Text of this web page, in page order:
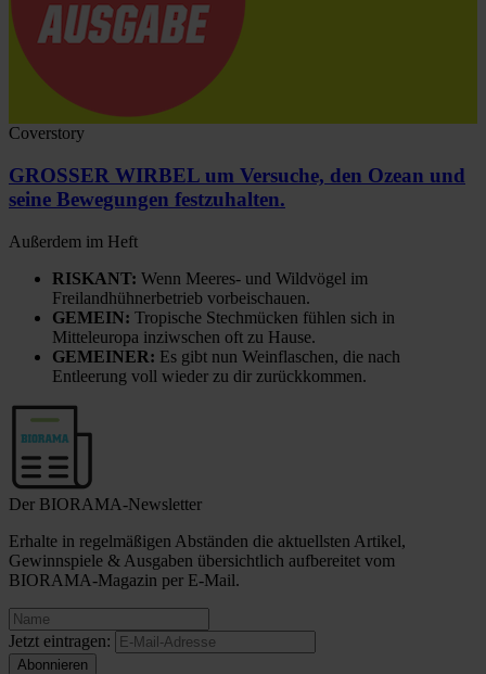
Coverstory
GROSSER WIRBEL um Versuche, den Ozean und
seine Bewegungen festzuhalten.
Außerdem im Heft
RISKANT: Wenn Meeres- und Wildvögel im
Freilandhühnerbetrieb vorbeischauen.
GEMEIN: Tropische Stechmücken fühlen sich in
Mitteleuropa inziwschen oft zu Hause.
GEMEINER: Es gibt nun Weinflaschen, die nach
Entleerung voll wieder zu dir zurückkommen.
Der BIORAMA-Newsletter
Erhalte in regelmäßigen Abständen die aktuellsten Artikel,
Gewinnspiele & Ausgaben übersichtlich aufbereitet vom
BIORAMA-Magazin per E-Mail.
Jetzt eintragen: